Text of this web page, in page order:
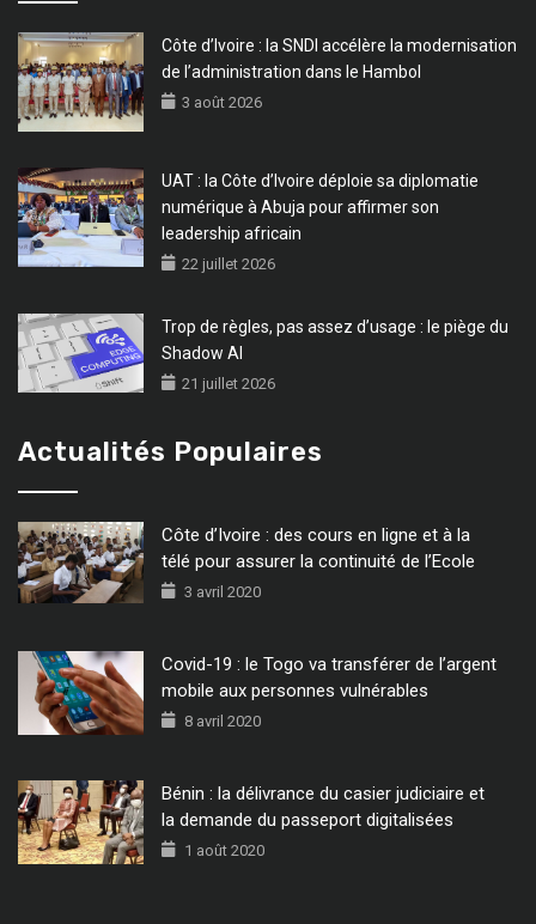
Côte d’Ivoire : la SNDI accélère la modernisation
de l’administration dans le Hambol
3 août 2026
UAT : la Côte d’Ivoire déploie sa diplomatie
numérique à Abuja pour affirmer son
leadership africain
22 juillet 2026
Trop de règles, pas assez d’usage : le piège du
Shadow AI
21 juillet 2026
Actualités Populaires
Côte d’Ivoire : des cours en ligne et à la
télé pour assurer la continuité de l’Ecole
3 avril 2020
Covid-19 : le Togo va transférer de l’argent
mobile aux personnes vulnérables
8 avril 2020
Bénin : la délivrance du casier judiciaire et
la demande du passeport digitalisées
1 août 2020